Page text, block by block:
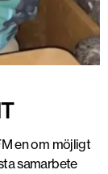
en om möjligt
samarbete